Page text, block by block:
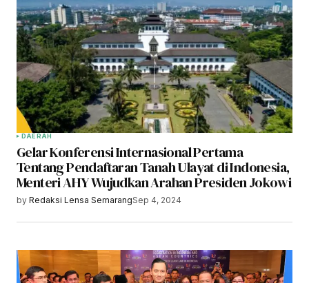
DAERAH
Gelar Konferensi Internasional Pertama
Tentang Pendaftaran Tanah Ulayat di Indonesia,
Menteri AHY Wujudkan Arahan Presiden Jokowi
by Redaksi Lensa SemarangSep 4, 2024